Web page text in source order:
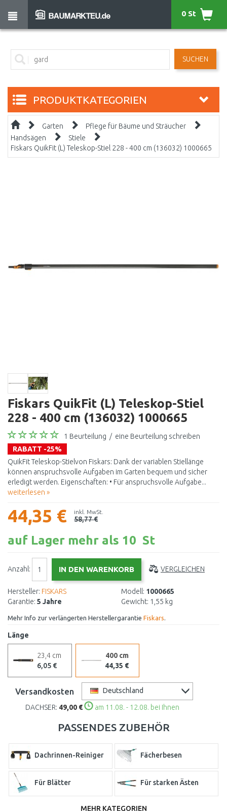
SUCHEN
0 St
PRODUKTKATEGORIEN
Garten
Pflege für Bäume und Sträucher
Handsägen
Stiele
Fiskars QuikFit (L) Teleskop-Stiel 228 - 400 cm (136032) 1000665
Fiskars QuikFit (L) Teleskop-Stiel
228 - 400 cm (136032) 1000665
1 Beurteilung / eine Beurteilung schreiben
RABATT -25%
QuikFit Teleskop-Stielvon Fiskars: Dank der variablen Stiellänge
können anspruchsvolle Aufgaben im Garten bequem und sicher
erledigt werden. Eigenschaften: • Für anspruchsvolle Aufgabe...
weiterlesen »
44,35 € inkl. MwSt.
58,77 €
auf Lager mehr als 10 St
Anzahl: VERGLEICHEN
Hersteller: FISKARS
Garantie: 5 Jahre
Modell: 1000665
Gewicht: 1,55 kg
Mehr Info zur verlängerten Herstellergarantie Fiskars.
Länge
23,4 cm
6,05 €
400 cm
44,35 €
Versandkosten Deutschland
DACHSER: 49,00 € am 11.08. - 12.08. bei Ihnen
PASSENDES ZUBEHÖR
Dachrinnen-Reiniger Fächerbesen
Für Blätter Für starken Ästen
MEHR KATEGORIEN